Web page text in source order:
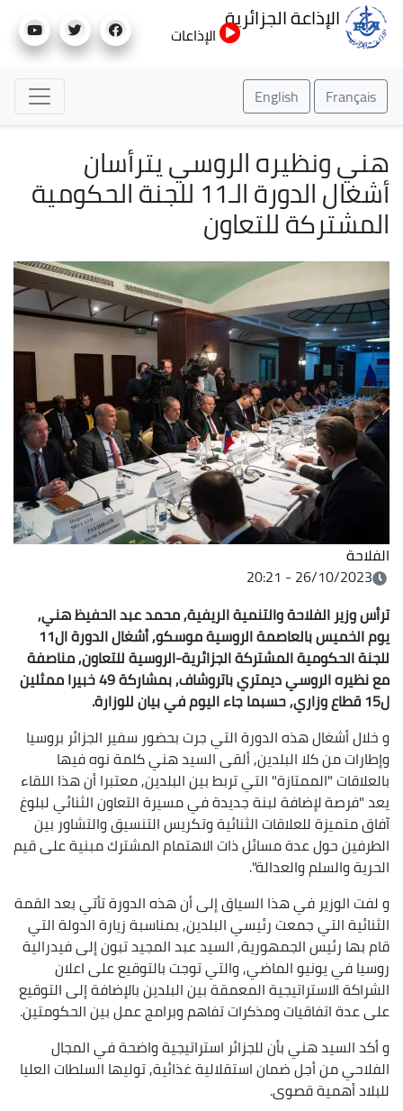
إلى
الإذاعة الجزائرية
الإذاعات
Français
English
هني ونظيره الروسي يترأسان
أشغال الدورة الـ11 للجنة الحكومية
المشتركة للتعاون
الفلاحة
26/10/2023 - 20:21
ترأس وزير الفلاحة والتنمية الريفية, محمد عبد الحفيظ هني,
يوم الخميس بالعاصمة الروسية موسكو, أشغال الدورة ال11
للجنة الحكومية المشتركة الجزائرية-الروسية للتعاون, مناصفة
مع نظيره الروسي ديمتري باتروشاف, بمشاركة 49 خبيرا ممثلين
و خلال أشغال هذه الدورة التي جرت بحضور سفير الجزائر بروسيا
وإطارات من كلا البلدين, ألقى السيد هني كلمة نوه فيها
بالعلاقات "الممتازة" التي تربط بين البلدين, معتبرا أن هذا اللقاء
يعد "فرصة لإضافة لبنة جديدة في مسيرة التعاون الثنائي لبلوغ
آفاق متميزة للعلاقات الثنائية وتكريس التنسيق والتشاور بين
الطرفين حول عدة مسائل ذات الاهتمام المشترك مبنية على قيم
الحرية والسلم والعدالة".
و لفت الوزير في هذا السياق إلى أن هذه الدورة تأتي بعد القمة
الثنائية التي جمعت رئيسي البلدين, بمناسبة زيارة الدولة التي
قام بها رئيس الجمهورية, السيد عبد المجيد تبون إلى فيدرالية
روسيا في يونيو الماضي, والتي توجت بالتوقيع على اعلان
الشراكة الاستراتيجية المعمقة بين البلدين بالإضافة إلى التوقيع
على عدة اتفاقيات ومذكرات تفاهم وبرامج عمل بين الحكومتين.
و أكد السيد هني بأن للجزائر استراتيجية واضحة في المجال
الفلاحي من أجل ضمان استقلالية غذائية, توليها السلطات العليا
للبلاد أهمية قصوى.